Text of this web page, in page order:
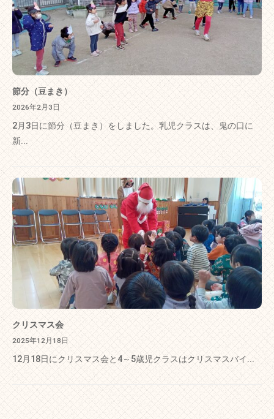
節分（豆まき）
2026年2月3日
2月3日に節分（豆まき）をしました。乳児クラスは、鬼の口に
新...
クリスマス会
2025年12月18日
12月18日にクリスマス会と4～5歳児クラスはクリスマスバイ...